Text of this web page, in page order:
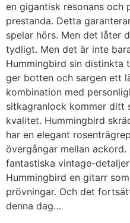
en gigantisk resonans
prestanda. Detta
spelar hörs. Men det låter
tydligt. Men det är inte
Hummingbird sin distinkta
ger botten och sargen ett
kombination med
sitkagranlock kommer ditt
kvalitet. Hummingbird
har en elegant
övergångar mellan
fantastiska vintage-
Hummingbird en gitarr
prövningar. Och det
denna dag…